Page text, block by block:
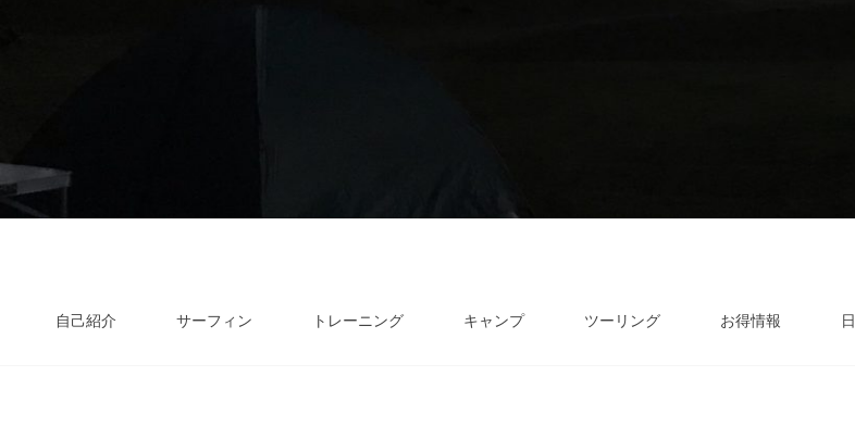
自己紹介 サーフィン トレーニング キャンプ ツーリング お得情報